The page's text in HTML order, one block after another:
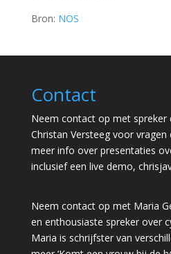
Bron: NOS
Contact
Neem contact op met spreker
Christan Versteeg voor
meer info over presentaties
inclusief een live demo,
Neem contact op met Maria
en enthousiaste spreker over
Maria is schrijfster van